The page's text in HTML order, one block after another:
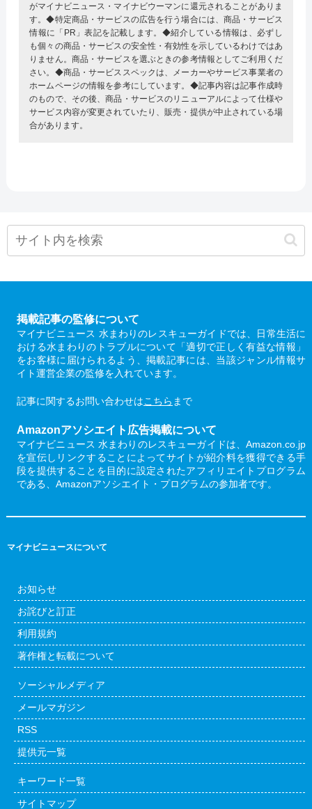
がマイナビニュース・マイナビウーマンに還元されることがありま
す。◆特定商品・サービスの広告を行う場合には、商品・サービス
情報に「PR」表記を記載します。◆紹介している情報は、必ずし
も個々の商品・サービスの安全性・有効性を示しているわけではあ
りません。商品・サービスを選ぶときの参考情報としてご利用くだ
さい。◆商品・サービススペックは、メーカーやサービス事業者の
ホームページの情報を参考にしています。◆記事内容は記事作成時
のもので、その後、商品・サービスのリニューアルによって仕様や
サービス内容が変更されていたり、販売・提供が中止されている場
合があります。
掲載記事の監修について
マイナビニュース 水まわりのレスキューガイドでは、日常生活に
おける水まわりのトラブルについて「適切で正しく有益な情報」
をお客様に届けられるよう、掲載記事には、当該ジャンル情報サ
イト運営企業の監修を入れています。
記事に関するお問い合わせはこちら まで
Amazonアソシエイト広告掲載について
マイナビニュース 水まわりのレスキューガイドは、Amazon.co.jp
を宣伝しリンクすることによってサイトが紹介料を獲得できる手
段を提供することを目的に設定されたアフィリエイトプログラム
である、Amazonアソシエイト・プログラムの参加者です。
マイナビニュースについて
お知らせ
お詫びと訂正
利用規約
著作権と転載について
ソーシャルメディア
メールマガジン
RSS
提供元一覧
キーワード一覧
サイトマップ